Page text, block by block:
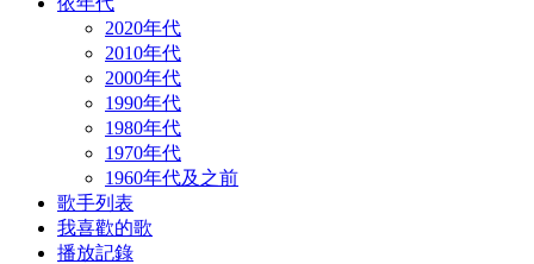
2020年代
2010年代
2000年代
1990年代
1980年代
1970年代
1960年代及之前
歌手列表
我喜歡的歌
播放記錄